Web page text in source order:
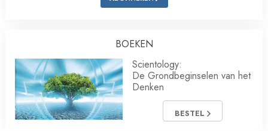
BOEKEN
Scientology:
De Grondbeginselen van het
Denken
BESTEL